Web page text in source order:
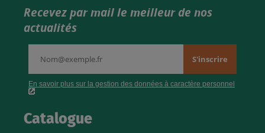
Recevez par mail le meilleur de nos
actualités
Catalogue